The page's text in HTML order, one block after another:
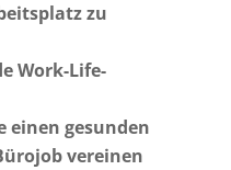
zu
Work-Life-
einen gesunden
vereinen